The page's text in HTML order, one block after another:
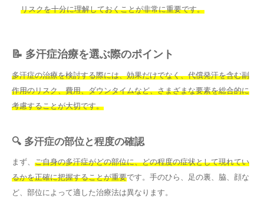
リスクを十分に理解しておくことが非常に重要です。
📝 多汗症治療を選ぶ際のポイント
多汗症の治療を検討する際には、効果だけでなく、代償発汗を含む副
作用のリスク、費用、ダウンタイムなど、さまざまな要素を総合的に
考慮することが大切です。
🔍 多汗症の部位と程度の確認
まず、 ご自身の多汗症がどの部位に、どの程度の症状として現れてい
るかを正確に把握することが重要です。手のひら、足の裏、脇、顔な
ど、部位によって適した治療法は異なります。